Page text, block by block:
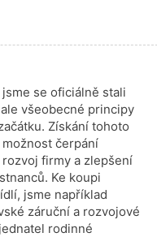
se oficiálně stali
všeobecné principy
Získání tohoto
čerpání
firmy a zlepšení
Ke koupi
jsme například
záruční a rozvojové
rodinné